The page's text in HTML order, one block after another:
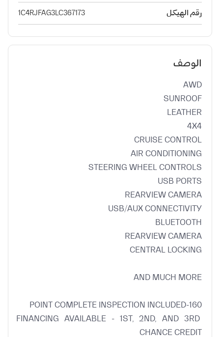
رقم الهيكل 1C4RJFAG3LC367173
الوصف
FINANCING AVAILABLE - 1ST, 2ND, AND 3RD